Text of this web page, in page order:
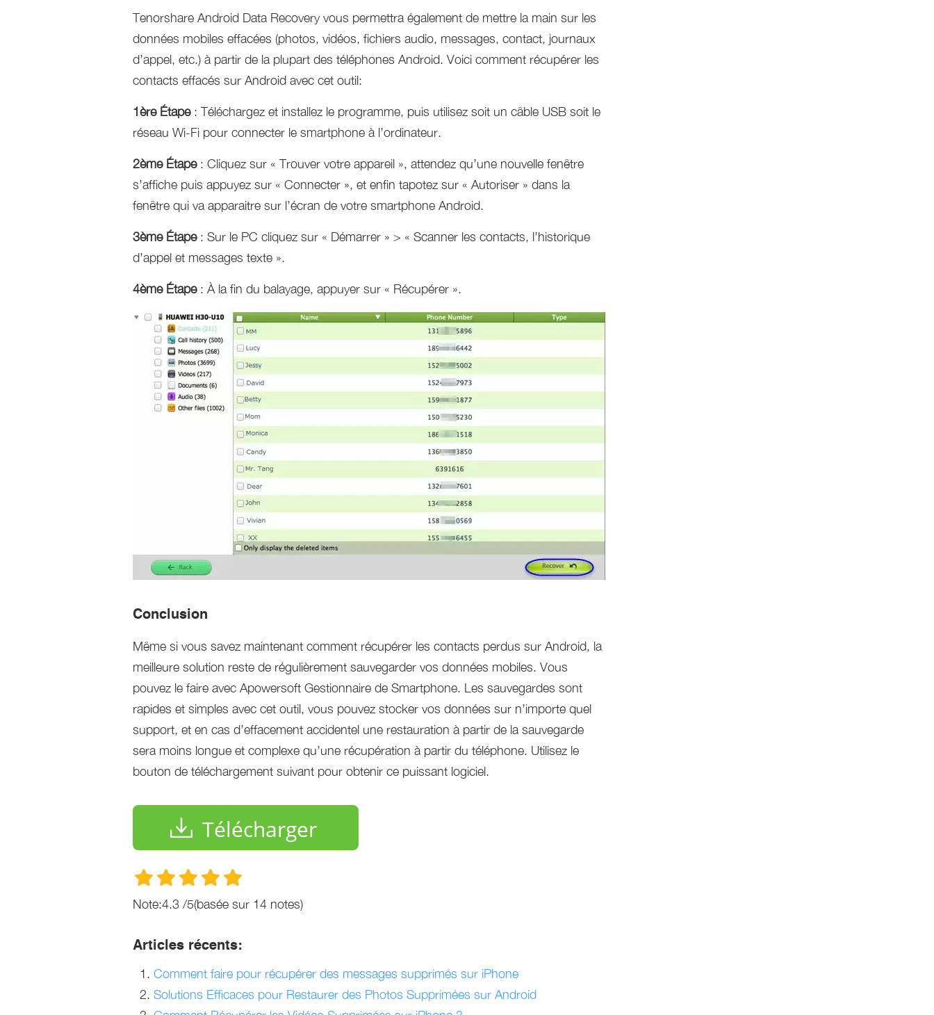
Tenorshare Android Data Recovery vous permettra également de mettre la main sur les
données mobiles effacées (photos, vidéos, fichiers audio, messages, contact, journaux
d’appel, etc.) à partir de la plupart des téléphones Android. Voici comment récupérer les
contacts effacés sur Android avec cet outil:
1ère Étape: Téléchargez et installez le programme, puis utilisez soit un câble USB soit le
réseau Wi-Fi pour connecter le smartphone à l’ordinateur.
2ème Étape: Cliquez sur « Trouver votre appareil », attendez qu’une nouvelle fenêtre
s’affiche puis appuyez sur « Connecter », et enfin tapotez sur « Autoriser » dans la
fenêtre qui va apparaitre sur l’écran de votre smartphone Android.
3ème Étape: Sur le PC cliquez sur « Démarrer » > « Scanner les contacts, l’historique
d’appel et messages texte ».
4ème Étape: À la fin du balayage, appuyer sur « Récupérer ».
Conclusion
Même si vous savez maintenant comment récupérer les contacts perdus sur Android, la
meilleure solution reste de régulièrement sauvegarder vos données mobiles. Vous
pouvez le faire avec Apowersoft Gestionnaire de Smartphone. Les sauvegardes sont
rapides et simples avec cet outil, vous pouvez stocker vos données sur n’importe quel
support, et en cas d’effacement accidentel une restauration à partir de la sauvegarde
sera moins longue et complexe qu’une récupération à partir du téléphone. Utilisez le
bouton de téléchargement suivant pour obtenir ce puissant logiciel.
Télécharger
Note:4.3 /5(basée sur 14 notes)
Articles récents:
Comment faire pour récupérer des messages supprimés sur iPhone
Solutions Efficaces pour Restaurer des Photos Supprimées sur Android